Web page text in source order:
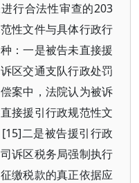
行合法性审查的203
性文件与具体行政行
：一是被告未直接援
区交通支队行政处罚
案中，法院认为被诉
接援引行政规范性文
二是被告援引行政
诉区税务局强制执行
缴税款的真正依据应